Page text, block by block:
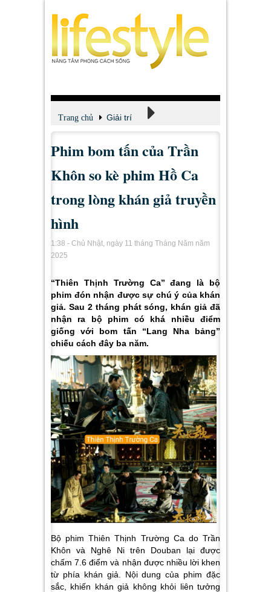
Trang chủ Giải trí
Xem - Nghe - Đọc
Phim bom tấn của Trần
Khôn so kè phim Hồ Ca
trong lòng khán giả truyền
hình
1:38 - Chủ Nhật, ngày 11 tháng Tháng Năm năm
2025
“Thiên Thịnh Trường Ca” đang là bộ
phim đón nhận được sự chú ý của khán
giả. Sau 2 tháng phát sóng, khán giả đã
nhận ra bộ phim có khá nhiều điểm
giống với bom tấn “Lang Nha bảng”
chiếu cách đây ba năm.
Bộ phim Thiên Thịnh Trường Ca do Trần
Khôn và Nghê Ni trên Douban lại được
chấm 7.6 điểm và nhận được nhiều lời khen
từ phía khán giả. Nội dung của phim đặc
sắc, khiến khán giả không khỏi liên tưởng